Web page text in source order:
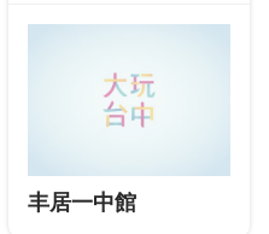
丰居一中館